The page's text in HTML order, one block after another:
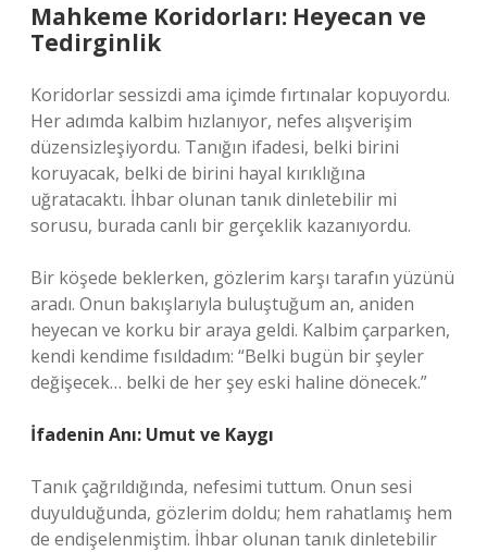
Mahkeme Koridorları: Heyecan ve
Tedirginlik
Koridorlar sessizdi ama içimde fırtınalar kopuyordu.
Her adımda kalbim hızlanıyor, nefes alışverişim
düzensizleşiyordu. Tanığın ifadesi, belki birini
koruyacak, belki de birini hayal kırıklığına
uğratacaktı. İhbar olunan tanık dinletebilir mi
sorusu, burada canlı bir gerçeklik kazanıyordu.
Bir köşede beklerken, gözlerim karşı tarafın yüzünü
aradı. Onun bakışlarıyla buluştuğum an, aniden
heyecan ve korku bir araya geldi. Kalbim çarparken,
kendi kendime fısıldadım: “Belki bugün bir şeyler
değişecek… belki de her şey eski haline dönecek.”
İfadenin Anı: Umut ve Kaygı
Tanık çağrıldığında, nefesimi tuttum. Onun sesi
duyulduğunda, gözlerim doldu; hem rahatlamış hem
de endişelenmiştim. İhbar olunan tanık dinletebilir